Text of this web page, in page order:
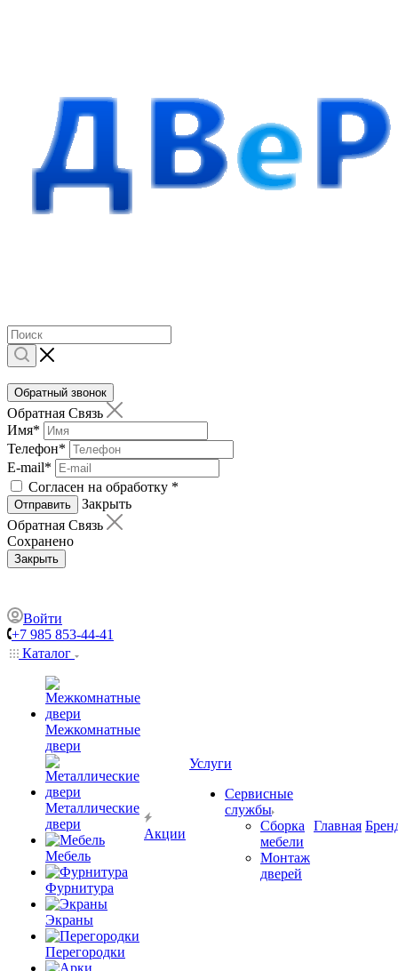
Обратный звонок
Обратная Связь
Имя*
Телефон*
E-mail*
Согласен на обработку *
Отправить
Закрыть
Обратная Связь
Сохранено
Закрыть
Войти
+7 985 853-44-41
Каталог
Межкомнатные
двери
Металлические
двери
Мебель
Фурнитура
Экраны
Перегородки
Акции
Услуги
Сервисные
службы
Сборка
мебели
Монтаж
дверей
Главная